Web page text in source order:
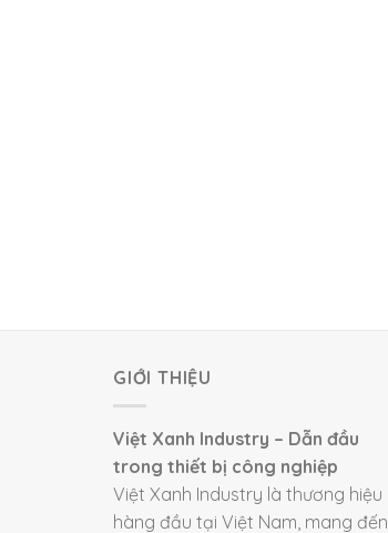
GIỚI THIỆU
Việt Xanh Industry – Dẫn đầu
trong thiết bị công nghiệp
Việt Xanh Industry là thương hiệu
hàng đầu tại Việt Nam, mang đến